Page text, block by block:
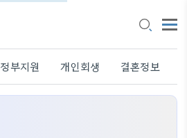
정부지원 개인회생 결혼정보